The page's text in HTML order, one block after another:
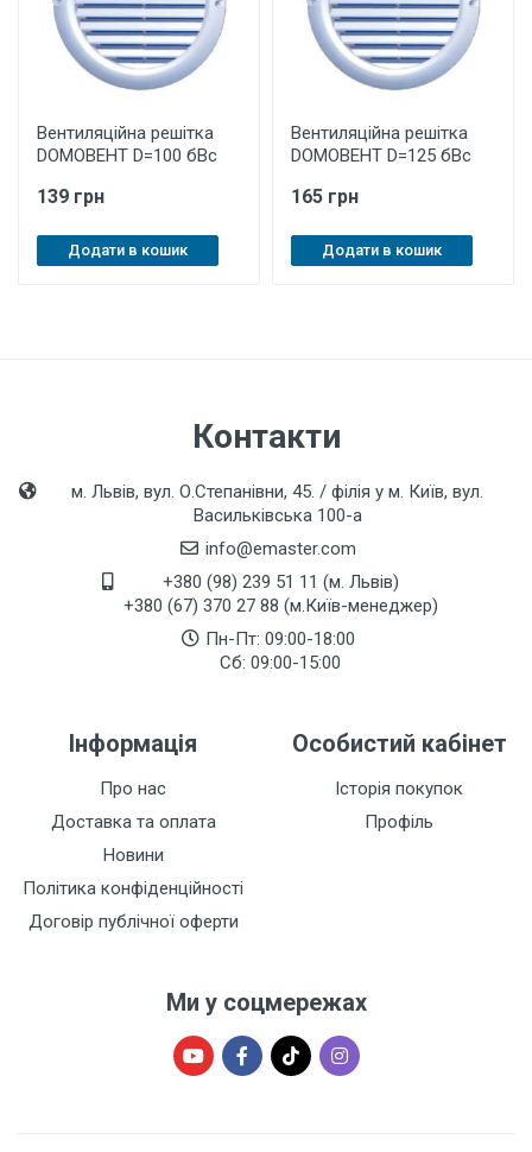
Вентиляційна решітка
DOMOВЕНТ D=100 бВс
139 грн
Додати в кошик
Вентиляційна решітка
DOMOВЕНТ D=125 бВс
165 грн
Додати в кошик
Контакти
м. Львів, вул. О.Степанівни, 45. / філія у м. Київ, вул.
Васильківська 100-а
info@emaster.com
+380 (98) 239 51 11 (м. Львів)
+380 (67) 370 27 88 (м.Київ-менеджер)
Пн-Пт: 09:00-18:00
Сб: 09:00-15:00
Інформація
Про нас
Доставка та оплата
Новини
Політика конфіденційності
Договір публічної оферти
Особистий кабінет
Історія покупок
Профіль
Ми у соцмережах